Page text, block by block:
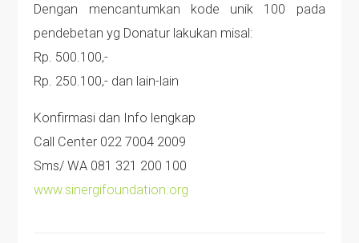
Dengan mencantumkan kode unik 100 pada
pendebetan yg Donatur lakukan misal:
Rp. 500.100,-
Rp. 250.100,- dan lain-lain
Konfirmasi dan Info lengkap
Call Center 022 7004 2009
Sms/ WA 081 321 200 100
www.sinergifoundation.org